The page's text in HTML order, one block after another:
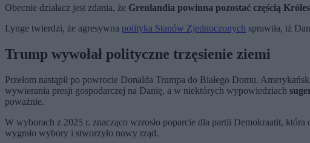
Obecnie działacz jest zdania, że Grenlandia powinna pozostać częścią
Lynge twierdzi, że agresywna polityka Stanów Zjednoczonych sprawiła, iż
Trump wywołał polityczne trzęsienie ziemi
Przełom nastąpił po powrocie Donalda Trumpa do Białego Domu.
wywierania presji gospodarczej na Danię, a w niektórych wypowiedziach
poważnie.
W wyborach z 2025 r. znacząco wzrosło poparcie dla partii Demokraatit,
wygrało wybory i stworzyło nowy rząd.